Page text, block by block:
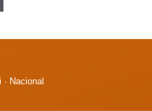
· Nacional